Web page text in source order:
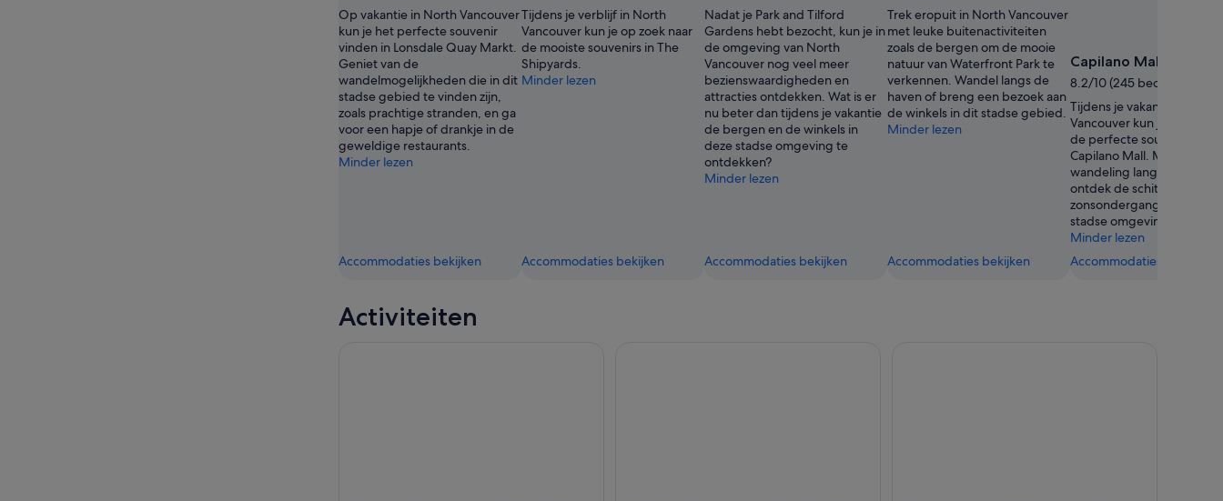
Frith
Op vakantie in North Vancouver
kun je het perfecte souvenir
vinden in Lonsdale Quay Markt.
Geniet van de
wandelmogelijkheden die in dit
stadse gebied te vinden zijn,
zoals prachtige stranden, en ga
voor een hapje of drankje in de
geweldige restaurants.
Minder lezen
Accommodaties bekijken
Tijdens je verblijf in North
Vancouver kun je op zoek naar
de mooiste souvenirs in The
Shipyards.
Minder lezen
Accommodaties bekijken
Nadat je Park and Tilford
Gardens hebt bezocht, kun je in
de omgeving van North
Vancouver nog veel meer
bezienswaardigheden en
attracties ontdekken. Wat is er
nu beter dan tijdens je vakantie
de bergen en de winkels in
deze stadse omgeving te
ontdekken?
Minder lezen
Accommodaties bekijken
W
Trek eropuit in North Vancouver
met leuke buitenactiviteiten
zoals de bergen om de mooie
natuur van Waterfront Park te
verkennen. Wandel langs de
haven of breng een bezoek aan
de winkels in dit stadse gebied.
Minder lezen
Accommodaties bekijken
Capilano Mall
8.2/10 (245
Tijdens je vakantie in North
Vancouver kun je op zoek
de perfecte souvenirs in
Capilano Mall. Maak een
wandeling langs de haven
ontdek de schitterende
zonsondergangen in deze
stadse omgeving.
Minder lezen
Accommodaties bekijken
Activiteiten